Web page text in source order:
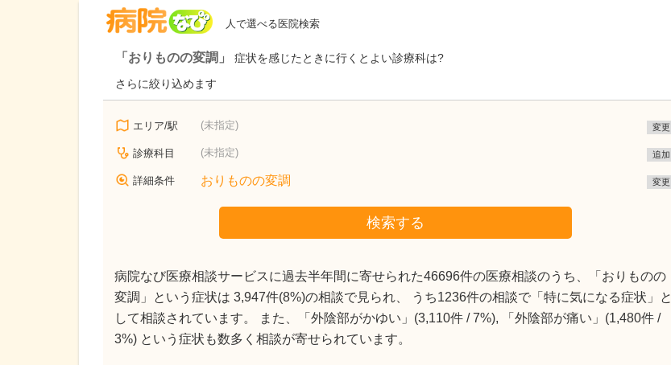
人で選べる医院検索
「おりものの変調」
症状を感じたときに行くとよい診療科は?
さらに絞り込めます
エリア/駅 (未指定) 変更
診療科目 (未指定) 追加
詳細条件 おりものの変調 変更
検索する
病院なび医療相談サービスに過去半年間に寄せられた46696件の医療相談のうち、「おりものの
変調」という症状は 3,947件(8%)の相談で見られ、 うち1236件の相談で「特に気になる症状」と
して相談されています。 また、「外陰部がかゆい」(3,110件 / 7%), 「外陰部が痛い」(1,480件 /
3%) という症状も数多く相談が寄せられています。
東京都中野区
中野富士見町耳鼻咽喉科
冨岡 亮太